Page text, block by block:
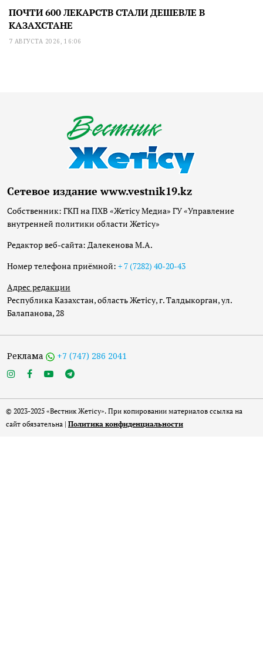
ПОЧТИ 600 ЛЕКАРСТВ СТАЛИ ДЕШЕВЛЕ В
КАЗАХСТАНЕ
7 АВГУСТА 2026, 16:06
Сетевое издание www.vestnik19.kz
Собственник: ГКП на ПХВ «Жетісу Медиа» ГУ «Управление
внутренней политики области Жетісу»
Редактор веб-сайта: Далекенова М.А.
Номер телефона приёмной: + 7 (7282) 40-20-43
Адрес редакции
Республика Казахстан, область Жетісу, г. Талдыкорган, ул.
Балапанова, 28
Реклама +7 (747) 286 2041
© 2023-2025 «Вестник Жетісу». При копировании материалов ссылка на
сайт обязательна | Политика конфиденциальности